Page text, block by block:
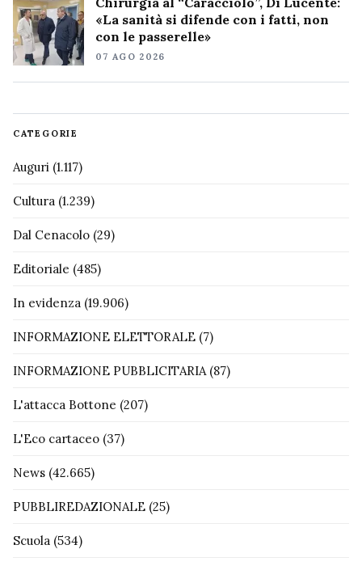
«La sanità si difende con i fatti, non
con le passerelle»
07 AGO 2026
CATEGORIE
Auguri (1.117)
Cultura (1.239)
Dal Cenacolo (29)
Editoriale (485)
In evidenza (19.906)
INFORMAZIONE ELETTORALE (7)
INFORMAZIONE PUBBLICITARIA(87)
L'attacca Bottone (207)
L'Eco cartaceo (37)
News (42.665)
PUBBLIREDAZIONALE (25)
Scuola (534)